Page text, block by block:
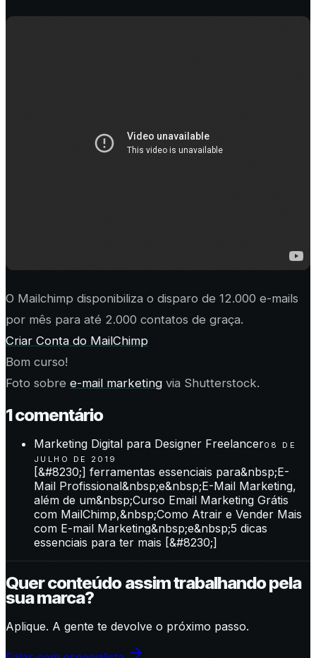
O Mailchimp disponibiliza o disparo de 12.000 e-mails
por mês para até 2.000 contatos de graça.
Criar Conta do MailChimp
Bom curso!
Foto sobre e-mail marketing via Shutterstock.
1comentário
Marketing Digital para Designer Freelancer08 DE
JULHO DE 2019
[&#8230;] ferramentas essenciais para&nbsp;E-
Mail Profissional&nbsp;e&nbsp;E-Mail Marketing,
além de um&nbsp;Curso Email Marketing Grátis
com MailChimp,&nbsp;Como Atrair e Vender Mais
com E-mail Marketing&nbsp;e&nbsp;5 dicas
essenciais para ter mais [&#8230;]
Quer conteúdo assim trabalhando pela
sua marca?
Aplique. A gente te devolve o próximo passo.